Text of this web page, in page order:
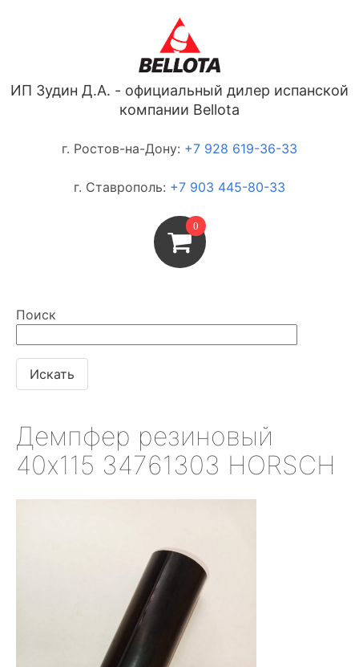
ИП Зудин Д.А. - официальный дилер испанской
компании Bellota
г. Ростов-на-Дону: +7 928 619-36-33
г. Ставрополь: +7 903 445-80-33
0
Поиск
Демпфер резиновый
40х115 34761303 HORSCH